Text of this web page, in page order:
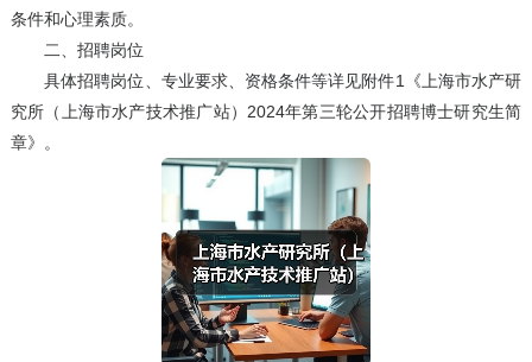
条件和心理素质。
二、招聘岗位
具体招聘岗位、专业要求、资格条件等详见附件1《上海市水产研
究所（上海市水产技术推广站）2024年第三轮公开招聘博士研究生简
章》。